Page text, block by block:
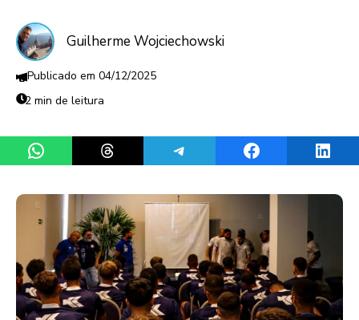
Guilherme Wojciechowski
04/12/2025
2 min de leitura
Share on WhatsAppShare on ThreadsShare on TelegramShare on Facebook